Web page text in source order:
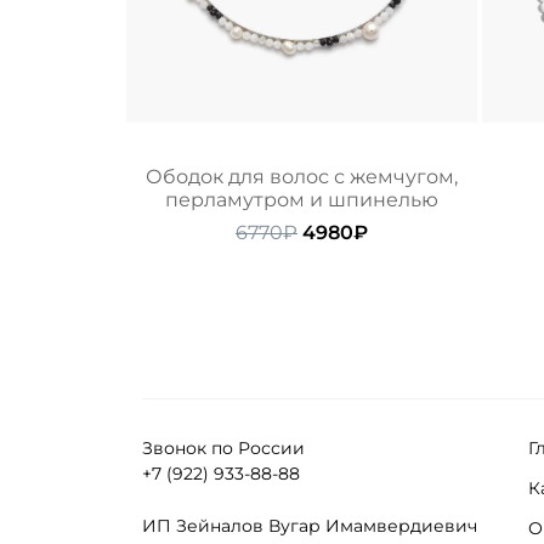
Ободок для волос с жемчугом,
перламутром и шпинелью
6770₽ Первоначальная
4980₽Текущая
Звонок по России
+7 (922) 933-88-88
ИП Зейналов Вугар Имамвердиевич